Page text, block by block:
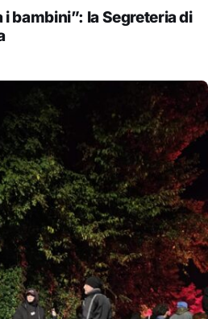
bambini”: la Segreteria di